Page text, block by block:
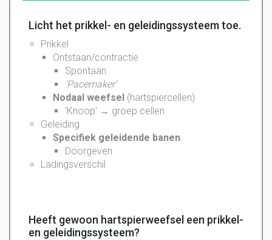
Licht het prikkel- en geleidingssysteem toe.
Prikkel
Ontstaan/contractie
Spontaan
'Pacemaker'
Nodaal weefsel (hartspiercellen)
'Knoop' → groep cellen
Geleiding
Specifiek geleidende banen
Doorgeven
Ladingsverschil
Heeft gewoon hartspierweefsel een prikkel-
en geleidingssysteem?